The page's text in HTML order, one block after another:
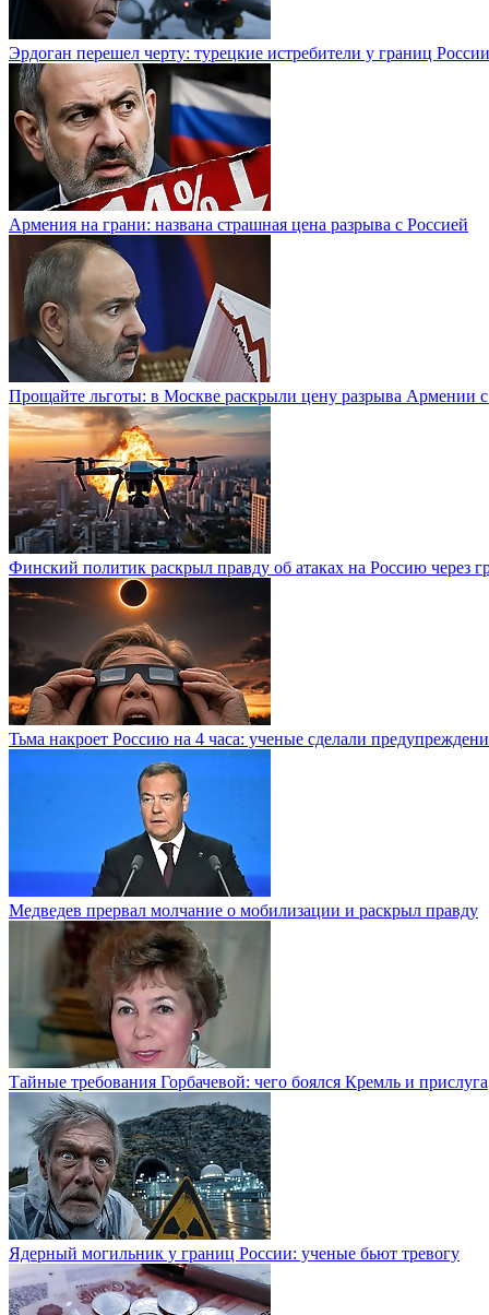
Эрдоган перешел черту: турецкие истребители у границ России
Армения на грани: названа страшная цена разрыва с Россией
Прощайте льготы: в Москве раскрыли цену разрыва Армении с
Финский политик раскрыл правду об атаках на Россию через
Тьма накроет Россию на 4 часа: ученые сделали
Медведев прервал молчание о мобилизации и раскрыл правду
Тайные требования Горбачевой: чего боялся Кремль и прислуга
Ядерный могильник у границ России: ученые бьют тревогу